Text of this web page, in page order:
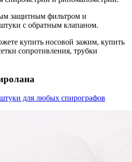
защитным фильтром и
с обратным клапаном.
купить носовой зажим, купить
сопротивления, трубки
для любых спирографов